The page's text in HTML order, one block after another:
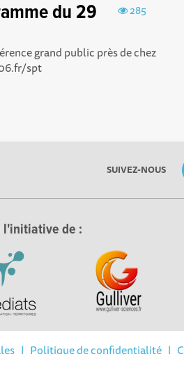
les réglementations.
285
du 29
grand public près de chez
spt
SUIVEZ-NOUS
l'initiative de :
| Politique de confidentialité|